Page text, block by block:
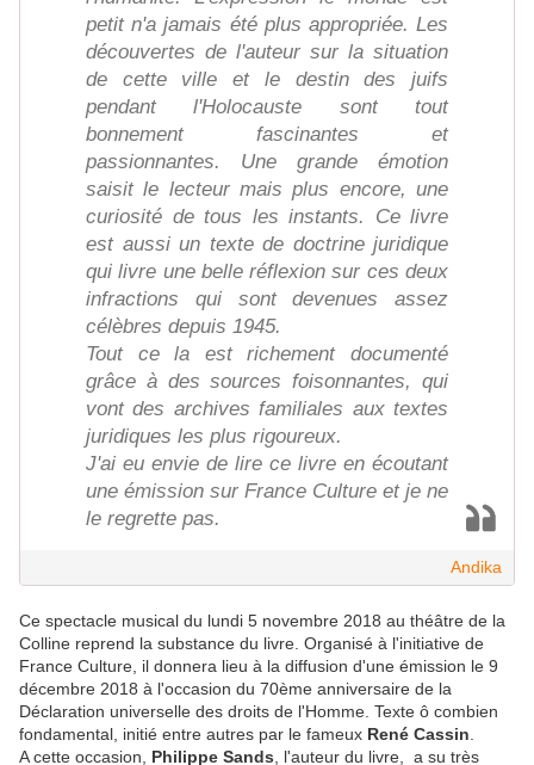
petit n'a jamais été plus appropriée. Les
découvertes de l'auteur sur la situation
de cette ville et le destin des juifs
pendant l'Holocauste sont tout
bonnement fascinantes et
passionnantes. Une grande émotion
saisit le lecteur mais plus encore, une
curiosité de tous les instants. Ce livre
est aussi un texte de doctrine juridique
qui livre une belle réflexion sur ces deux
infractions qui sont devenues assez
célèbres depuis 1945.
Tout ce la est richement documenté
grâce à des sources foisonnantes, qui
vont des archives familiales aux textes
juridiques les plus rigoureux.
J'ai eu envie de lire ce livre en écoutant
une émission sur France Culture et je ne
le regrette pas.
Andika
Ce spectacle musical du lundi 5 novembre 2018 au théâtre de la
Colline reprend la substance du livre. Organisé à l'initiative de
France Culture, il donnera lieu à la diffusion d'une émission le 9
décembre 2018 à l'occasion du 70ème anniversaire de la
Déclaration universelle des droits de l'Homme. Texte ô combien
fondamental, initié entre autres par le fameux René Cassin
A cette occasion, Philippe Sands , l'auteur du livre, a su très